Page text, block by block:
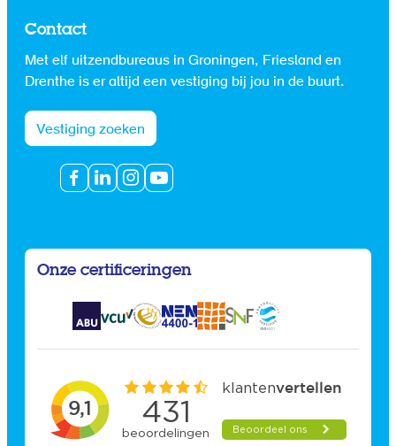
Contact
Met elf uitzendbureaus in Groningen, Friesland en
Drenthe is er altijd een vestiging bij jou in de buurt.
Vestiging zoeken
Onze certificeringen